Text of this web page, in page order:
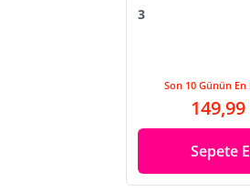
3
Son 10 Günün En
149,99
Sepete